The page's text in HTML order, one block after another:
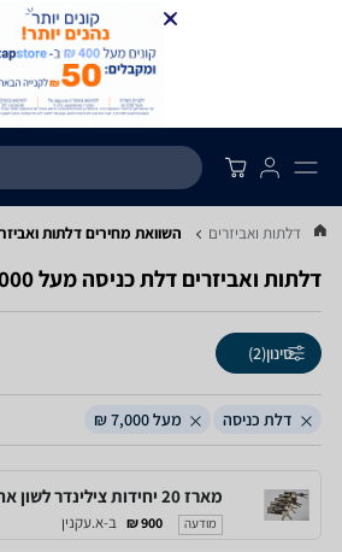
... דלתות ואביזרים השוואת מחירים דלתות ואביזרים
דלתות ואביזרים ‏דלת כניסה ‏מעל 7,000 ‏ש"ח
סינון(2)
דלת כניסה מעל 7,000 ₪
מארז 20 יחידות צילינדר לשון אחיד
מודעה 900 ₪ ב-א.עקנין